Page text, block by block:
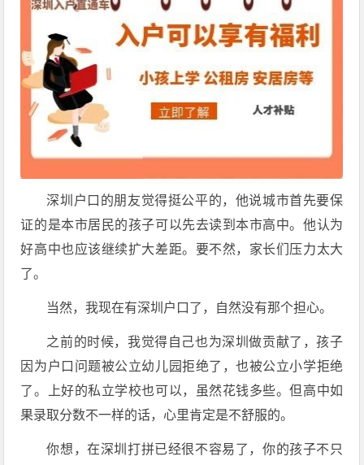
深圳户口的朋友觉得挺公平的，他说城市首先要保
证的是本市居民的孩子可以先去读到本市高中。他认为
好高中也应该继续扩大差距。要不然，家长们压力太大
了。
当然，我现在有深圳户口了，自然没有那个担心。
之前的时候，我觉得自己也为深圳做贡献了，孩子
因为户口问题被公立幼儿园拒绝了，也被公立小学拒绝
了。上好的私立学校也可以，虽然花钱多些。但高中如
果录取分数不一样的话，心里肯定是不舒服的。
你想，在深圳打拼已经很不容易了，你的孩子不只